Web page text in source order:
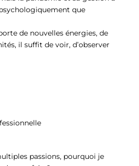
que
de nouvelles énergies, de
il suffit de voir, d’observer
passions, pourquoi je